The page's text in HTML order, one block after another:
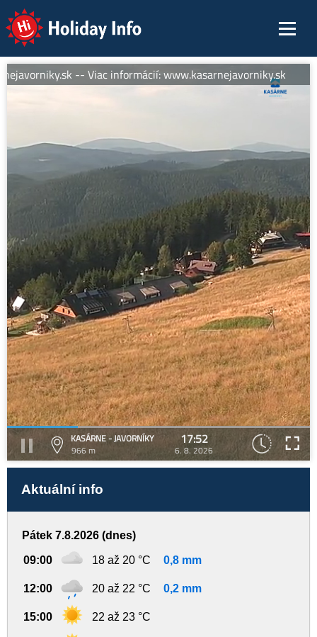
Holiday Info
-- Viac informácií: www.kasarnejavorniky.sk
KASÁRNE - JAVORNÍKY
966 m
17:52
6. 8. 2026
Aktuální info
Pátek 7.8.2026 (dnes)
09:00 18 až 20 °C 0,8 mm
12:00 20 až 22 °C 0,2 mm
15:00 22 až 23 °C